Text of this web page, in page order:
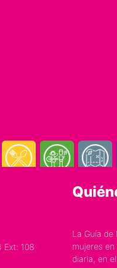
Ext: 108
La Guía
mujeres
diaria, en